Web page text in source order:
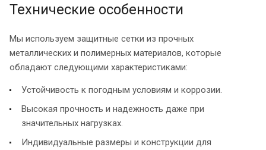
Технические особенности
Мы используем защитные сетки из прочных
металлических и полимерных материалов, которые
обладают следующими характеристиками:
Устойчивость к погодным условиям и коррозии.
Высокая прочность и надежность даже при
значительных нагрузках.
Индивидуальные размеры и конструкции для